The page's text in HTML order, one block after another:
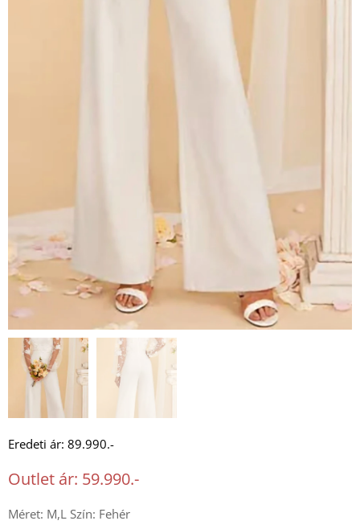
Eredeti ár: 89.990.-
Outlet ár: 59.990.-
Méret: M,L Szín: Fehér